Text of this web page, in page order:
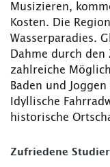
Musizieren,
Kosten. Die
Wasserparadies.
Dahme durch den
zahlreiche
Baden und
Idyllische
historische
Zufriedene